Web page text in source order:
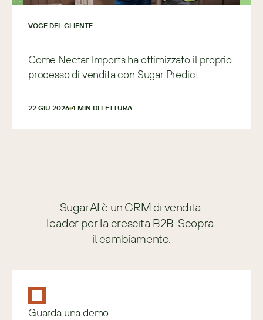
VOCE DEL CLIENTE
Come Nectar Imports ha ottimizzato il proprio
processo di vendita con Sugar Predict
22 GIU 2026 4 MIN DI LETTURA
SugarAI è un CRM di vendita
leader per la crescita B2B. Scopra
il cambiamento.
Guarda una demo